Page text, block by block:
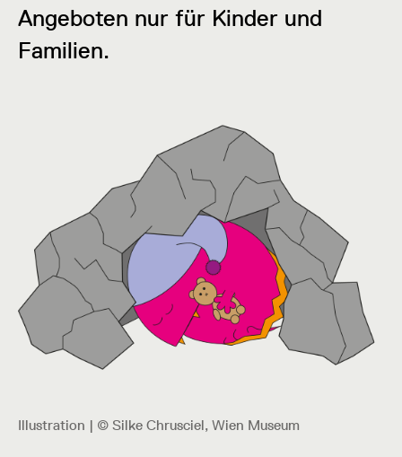
Angeboten nur für Kinder und
Familien.
Illustration | © Silke Chrusciel, Wien Museum